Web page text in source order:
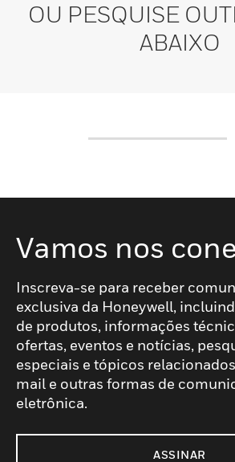
OU PESQUISE
ABAIXO
Vamos nos
Inscreva-se para receber
exclusiva da Honeywell,
de produtos, informações
ofertas, eventos e notícias,
especiais e tópicos
mail e outras formas de
eletrônica.
ASSINAR